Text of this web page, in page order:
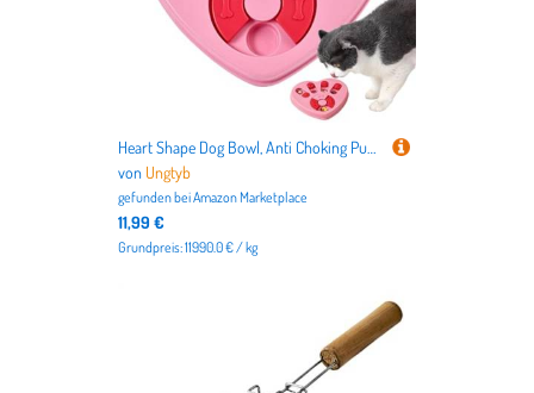
Heart Shape Dog Bowl, Anti Choking Puzzle Feeders, Interactive Slow Feeding Dog and Cat Bowls, Puzzle Pets Feeder Bowl 10.55x9.45x1.26" for Dogs and Cats (White, Pink)
von Ungtyb
gefunden beiAmazon Marketplace
11,99 €
Grundpreis: 11990.0 € / kg